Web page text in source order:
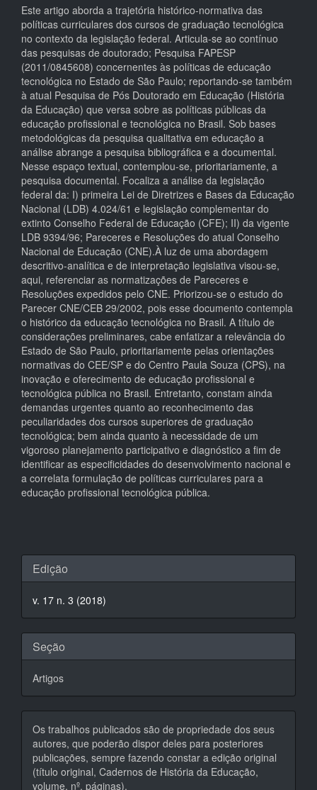
Este artigo aborda a trajetória histórico-normativa das
políticas curriculares dos cursos de graduação tecnológica
no contexto da legislação federal. Articula-se ao contínuo
das pesquisas de doutorado; Pesquisa FAPESP
(2011/0845608) concernentes às políticas de educação
tecnológica no Estado de São Paulo; reportando-se também
à atual Pesquisa de Pós Doutorado em Educação (História
da Educação) que versa sobre as políticas públicas da
educação profissional e tecnológica no Brasil. Sob bases
metodológicas da pesquisa qualitativa em educação a
análise abrange a pesquisa bibliográfica e a documental.
Nesse espaço textual, contemplou-se, prioritariamente, a
pesquisa documental. Focaliza a análise da legislação
federal da: I) primeira Lei de Diretrizes e Bases da Educação
Nacional (LDB) 4.024/61 e legislação complementar do
extinto Conselho Federal de Educação (CFE); II) da vigente
LDB 9394/96; Pareceres e Resoluções do atual Conselho
Nacional de Educação (CNE).À luz de uma abordagem
descritivo-analítica e de interpretação legislativa visou-se,
aqui, referenciar as normatizações de Pareceres e
Resoluções expedidos pelo CNE. Priorizou-se o estudo do
Parecer CNE/CEB 29/2002, pois esse documento contempla
o histórico da educação tecnológica no Brasil. A título de
considerações preliminares, cabe enfatizar a relevância do
Estado de São Paulo, prioritariamente pelas orientações
normativas do CEE/SP e do Centro Paula Souza (CPS), na
inovação e oferecimento de educação profissional e
tecnológica pública no Brasil. Entretanto, constam ainda
demandas urgentes quanto ao reconhecimento das
peculiaridades dos cursos superiores de graduação
tecnológica; bem ainda quanto à necessidade de um
vigoroso planejamento participativo e diagnóstico a fim de
identificar as especificidades do desenvolvimento nacional e
a correlata formulação de políticas curriculares para a
educação profissional tecnológica pública.
Detalhes
do
artigo
Edição
v. 17 n. 3 (2018)
Seção
Artigos
Os trabalhos publicados são de propriedade dos seus
autores, que poderão dispor deles para posteriores
publicações, sempre fazendo constar a edição original
(título original, Cadernos de História da Educação,
volume, nº, páginas).